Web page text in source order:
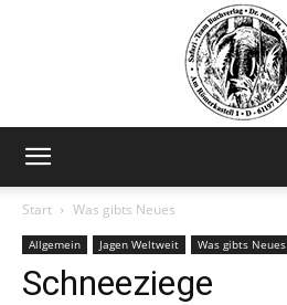
Start
Was gibts Neues
Allgemein Jagen Weltweit Was gibts Neues
Schneeziege